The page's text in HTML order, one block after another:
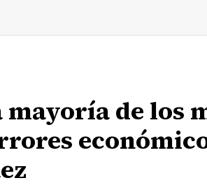
mayoría de los